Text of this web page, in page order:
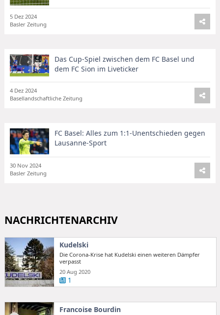
5 Dez 2024
Basler Zeitung
Das Cup-Spiel zwischen dem FC Basel und
dem FC Sion im Liveticker
4 Dez 2024
Basellandschaftliche Zeitung
FC Basel: Alles zum 1:1-Unentschieden gegen
Lausanne-Sport
30 Nov 2024
Basler Zeitung
NACHRICHTENARCHIV
Kudelski
Die Corona-Krise hat Kudelski einen weiteren Dämpfer
verpasst
20 Aug 2020
1
Francoise Bourdin